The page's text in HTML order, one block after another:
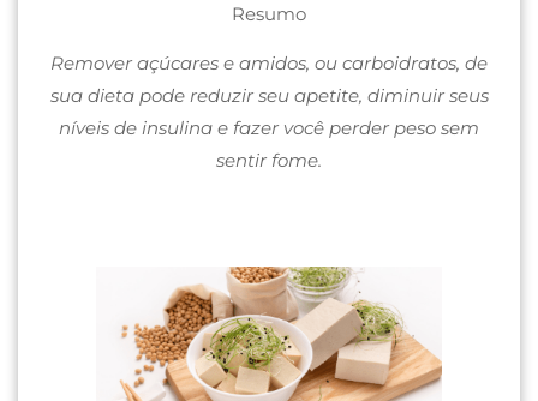
Resumo
Remover açúcares e amidos, ou carboidratos, de
sua dieta pode reduzir seu apetite, diminuir seus
níveis de insulina e fazer você perder peso sem
sentir fome.